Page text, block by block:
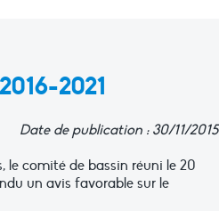
2021
Date de publication : 30/11/2015
le comité de bassin réuni le 20
un avis favorable sur le